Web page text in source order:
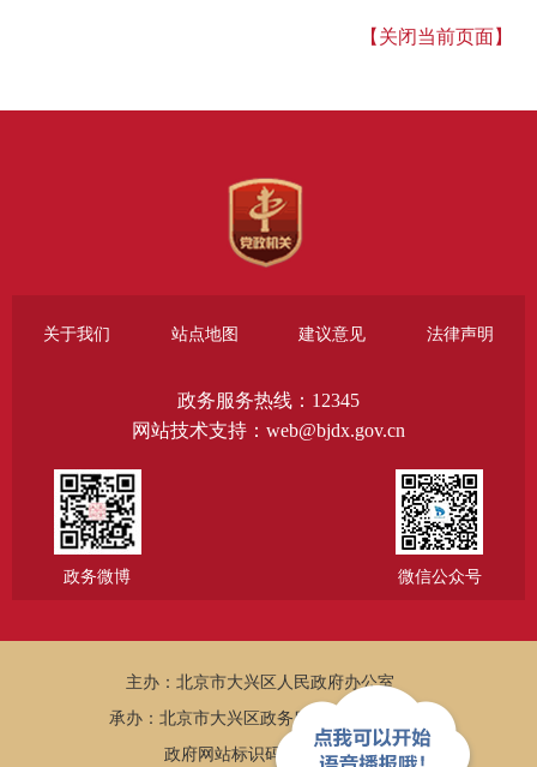
【关闭当前页面】
关于我们 站点地图 建议意见 法律声明
政务服务热线：12345
网站技术支持：web@bjdx.gov.cn
政务微博 微信公众号
主办：北京市大兴区人民政府办公室
承办：北京市大兴区政务服务和数据管理局
政府网站标识码：1101150005